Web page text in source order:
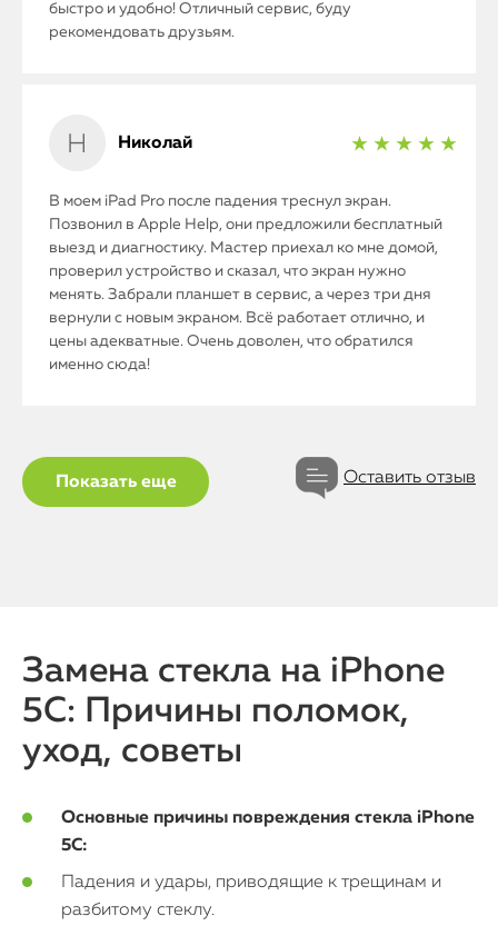
Watch
iPad
iMac
быстро и удобно! Отличный сервис, буду
рекомендовать друзьям.
Николай ★ ★ ★ ★ ★
В моем iPad Pro после падения треснул экран.
Позвонил в Apple Help, они предложили бесплатный
выезд и диагностику. Мастер приехал ко мне домой,
проверил устройство и сказал, что экран нужно
менять. Забрали планшет в сервис, а через три дня
вернули с новым экраном. Всё работает отлично, и
цены адекватные. Очень доволен, что обратился
именно сюда!
Показать еще Оставить отзыв
Замена стекла на iPhone
5C: Причины поломок,
уход, советы
Основные причины повреждения стекла iPhone
5C:
Падения и удары, приводящие к трещинам и
разбитому стеклу.